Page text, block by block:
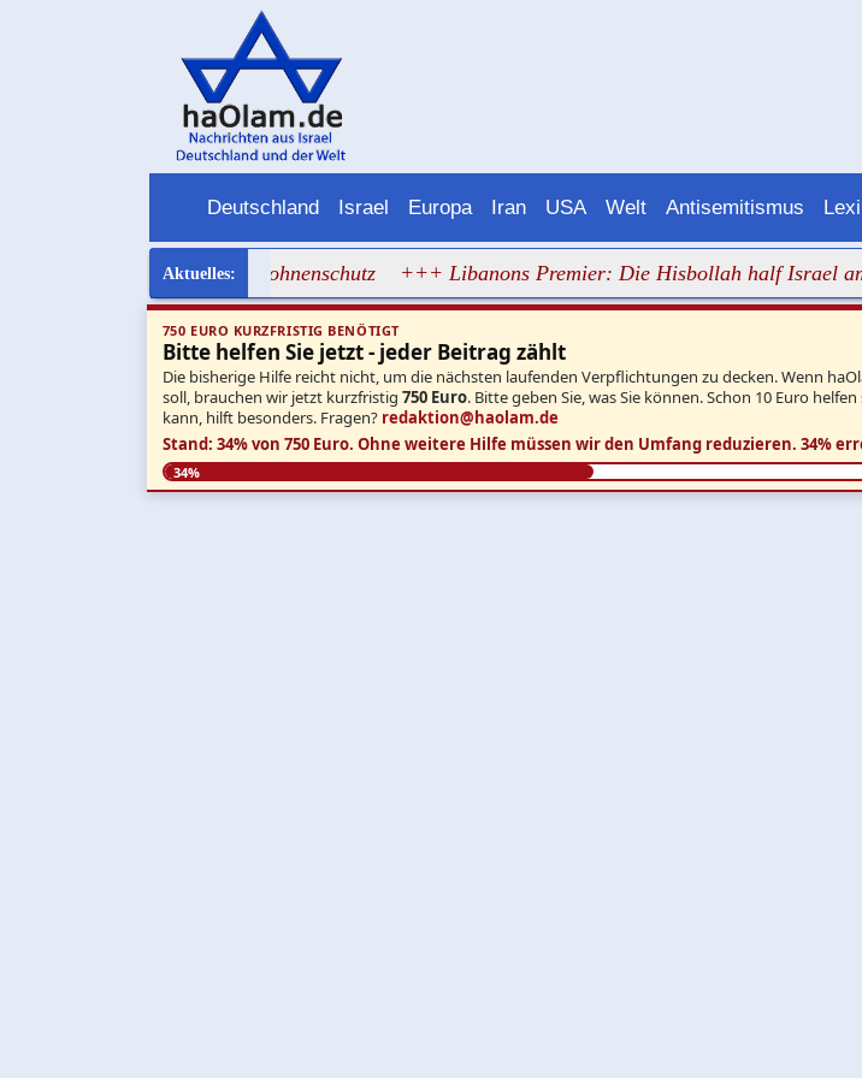
Deutschland Israel Europa Iran USA Welt Antisemitismus
wirft Rafael aus dem Drohnenschutz +++ Libanons Premier: Die Hisbollah half Israel
750 EURO KURZFRISTIG BENÖTIGT
Bitte helfen Sie jetzt - jeder Beitrag zählt
Die bisherige Hilfe reicht nicht, um die nächsten laufenden Verpflichtungen zu decken. Wenn
soll, brauchen wir jetzt kurzfristig 750 Euro. Bitte geben Sie, was Sie können. Schon 10 Euro
kann, hilft besonders. Fragen? redaktion@haolam.de
Stand: 34% von 750 Euro. Ohne weitere Hilfe müssen wir den Umfang reduzieren. 34%
34%